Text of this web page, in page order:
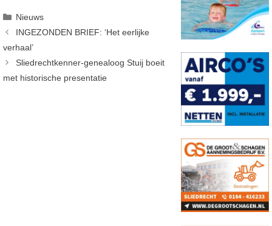
Categorieën
Nieuws
INGEZONDEN BRIEF: ‘Het eerlijke
verhaal’
Sliedrechtkenner-genealoog Stuij boeit
met historische presentatie